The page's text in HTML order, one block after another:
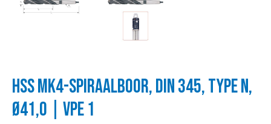
HSS MK4-SPIRAALBOOR, DIN 345, TYPE N,
Ø41,0 | VPE 1